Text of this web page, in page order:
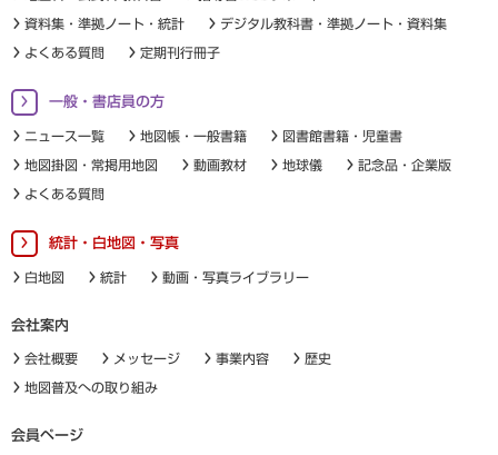
資料集・準拠ノート・統計 デジタル教科書・準拠ノート・資料集
よくある質問 定期刊行冊子
一般・書店員の方
ニュース一覧 地図帳・一般書籍 図書館書籍・児童書
地図掛図・常掲用地図 動画教材 地球儀 記念品・企業版
よくある質問
統計・白地図・写真
白地図 統計 動画・写真ライブラリー
会社案内
会社概要 メッセージ 事業内容 歴史
地図普及への取り組み
会員ページ